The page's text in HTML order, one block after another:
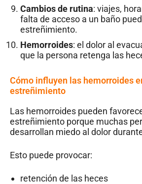
Cambios de rutina: viajes,
falta de acceso a un baño
estreñimiento.
Hemorroides: el dolor al
que la persona retenga las
Cómo influyen las hemorroides
estreñimiento
Las hemorroides pueden
estreñimiento porque muchas
desarrollan miedo al dolor
Esto puede provocar:
retención de las heces